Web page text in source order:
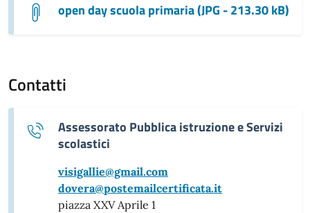
open day scuola primaria (JPG - 213.30 kB)
Contatti
Assessorato Pubblica istruzione e Servizi
scolastici
visigallie@gmail.com
dovera@postemailcertificata.it
piazza XXV Aprile 1